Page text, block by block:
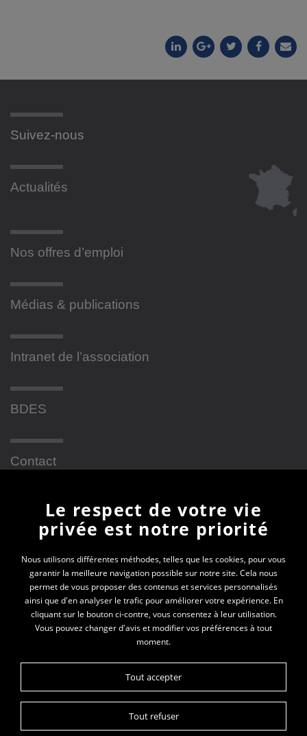
Suivez-nous
Actualités
Nos offres d’emploi
Médias & publications
Intranet de l’association
BDES
Contact
Newsletter
En vous inscrivant à la newsletter, vous recevrez
toutes les actualités des PEP 69
Votre e-mail*
Le respect de votre vie
privée est notre priorité
Nous utilisons différentes méthodes, telles que les cookies, pour vous
garantir la meilleure navigation possible sur notre site. Cela nous
permet de vous proposer des contenus et services personnalisés
ainsi que d'en analyser le trafic pour améliorer votre expérience. En
cliquant sur le bouton ci-contre, vous consentez à leur utilisation.
Vous pouvez changer d'avis et modifier vos préférences à tout
moment.
Tout accepter
Tout refuser